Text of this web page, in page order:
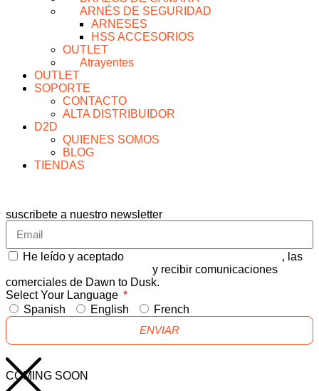
ARNÉS DE SEGURIDAD
ARNESES
HSS ACCESORIOS
OUTLET
Atrayentes
OUTLET
SOPORTE
CONTACTO
ALTA DISTRIBUIDOR
D2D
QUIENES SOMOS
BLOG
TIENDAS
suscribete a nuestro newsletter
He leído y aceptado
, las
y recibir comunicaciones
comerciales de Dawn to Dusk.
Select Your Language
Spanish
English
French
ENVIAR
COMING SOON